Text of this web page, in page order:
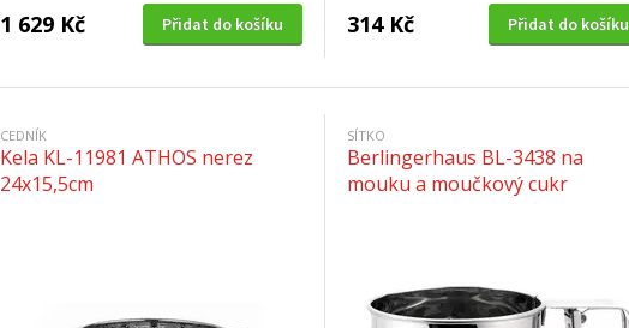
1 629 Kč Přidat do košíku 314 Kč Přidat do košíku
CEDNÍK
Kela KL-11981 ATHOS nerez
24x15,5cm
SÍTKO
Berlingerhaus BL-3438 na
mouku a moučkový cukr